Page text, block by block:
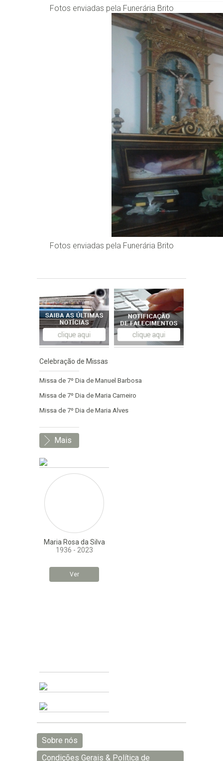
Fotos enviadas pela Funerária Brito
Fotos enviadas pela Funerária Brito
Celebração de Missas
Missa de 7º Dia de Manuel Barbosa
Missa de 7º Dia de Maria Carneiro
Missa de 7º Dia de Maria Alves
Mais
Maria Rosa da Silva
1936 - 2023
Ver
Sobre nós
Condições Gerais & Política de